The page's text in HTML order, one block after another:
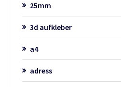
25mm
3d aufkleber
a4
adress